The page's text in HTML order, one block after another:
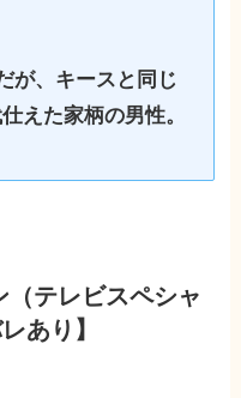
が、キースと同じ
えた家柄の男性。
（テレビスペシャ
あり】